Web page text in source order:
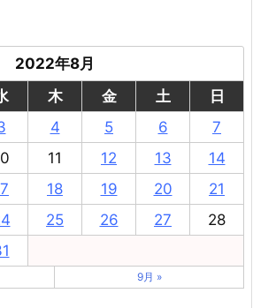
2022年8月
木 金 土
日
4 5 6
7
11 12 13
14
18 19 20
21
25 26 27
28
9月 »